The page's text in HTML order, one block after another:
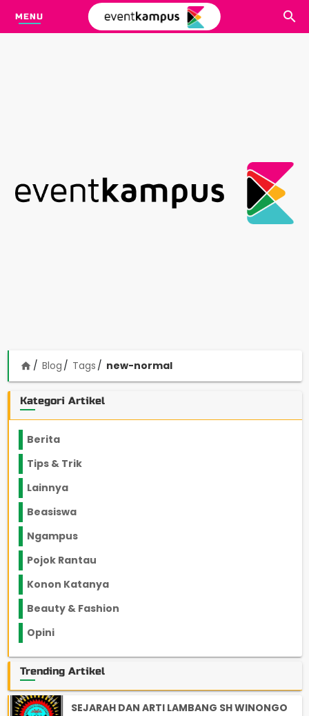
MENU
home Blog Tags new-normal
Kategori Artikel
Berita
Tips & Trik
Lainnya
Beasiswa
Ngampus
Pojok Rantau
Konon Katanya
Beauty & Fashion
Opini
Trending Artikel
SEJARAH DAN ARTI LAMBANG SH WINONGO